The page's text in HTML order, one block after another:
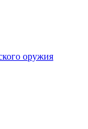
оружия